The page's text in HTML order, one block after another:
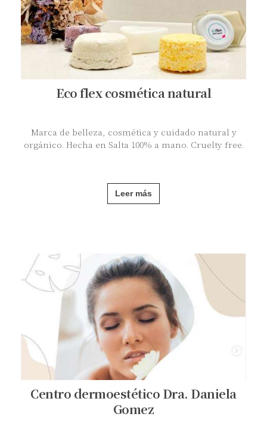
Eco flex cosmética natural
Marca de belleza, cosmética y cuidado natural y
orgánico. Hecha en Salta 100% a mano. Cruelty free.
Leer más
Centro dermoestético Dra. Daniela
Gomez